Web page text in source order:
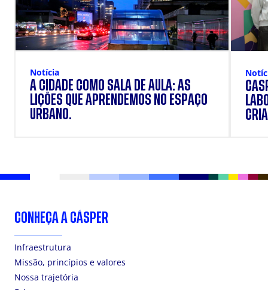
Notícia
A CIDADE COMO SALA DE AULA: AS
LIÇÕES QUE APRENDEMOS NO ESPAÇO
URBANO.
CONHEÇA A CÁSPER
Infraestrutura
Missão, princípios e valores
Nossa trajetória